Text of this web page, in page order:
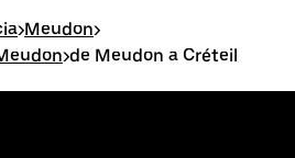
>Meudon>
>de Meudon a Créteil